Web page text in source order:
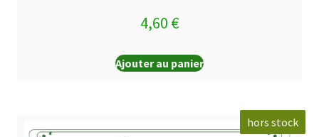
4,60 €
Ajouter au panier
hors stock